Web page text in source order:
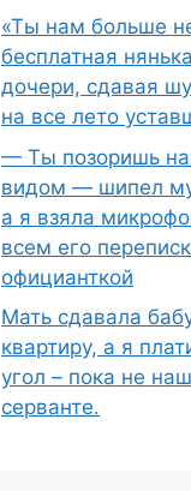
«Ты нам больше
бесплатная
дочери, сдавая
на все лето
— Ты позоришь
видом — шипел
а я взяла
всем его
официанткой
Мать сдавала
квартиру, а я
угол – пока не
серванте.